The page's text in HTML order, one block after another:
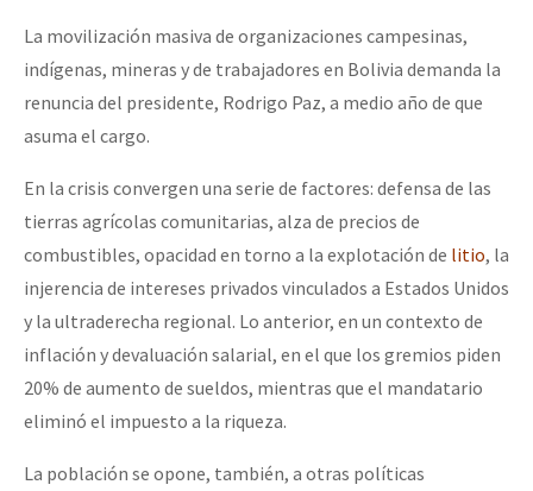
Presos
Mujeres
Niñxs
ETIQUETAS
MULTIMEDIA
Audio
Fotorreportaje
Video
Otras secciones
[CDMX – 20 julio] Jornadas globales por la libertad de Jesús
“Sonhando a Terra do Bem Virá” se publica no Estado Espanhol
Se o México sabe, que o mundo saiba! Nossas lutas pela
La movilización masiva de organizaciones campesinas,
indígenas, mineras y de trabajadores en Bolivia demanda la
renuncia del presidente, Rodrigo Paz, a medio año de que
asuma el cargo.
En la crisis convergen una serie de factores: defensa de las
tierras agrícolas comunitarias, alza de precios de
combustibles, opacidad en torno a la explotación de litio, la
injerencia de intereses privados vinculados a Estados Unidos
y la ultraderecha regional. Lo anterior, en un contexto de
inflación y devaluación salarial, en el que los gremios piden
20% de aumento de sueldos, mientras que el mandatario
eliminó el impuesto a la riqueza.
La población se opone, también, a otras políticas